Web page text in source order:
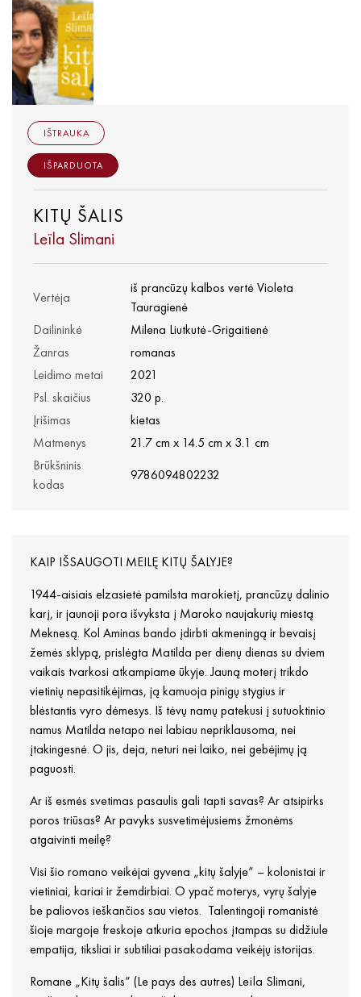
KITŲ ŠALIS
Leïla Slimani
Vertėja
iš prancūzų kalbos vertė Violeta
Tauragienė
Dailininkė
Milena Liutkutė-Grigaitienė
Žanras
romanas
Leidimo metai
2021
Psl. skaičius
320 p.
Įrišimas
kietas
Matmenys
21.7 cm x 14.5 cm x 3.1 cm
Brūkšninis
kodas
9786094802232
IŠTRAUKA
IŠPARDUOTA
KAIP IŠSAUGOTI MEILĘ KITŲ ŠALYJE?
1944-aisiais elzasietė pamilsta marokietį, prancūzų dalinio
karį, ir jaunoji pora išvyksta į Maroko naujakurių miestą
Meknesą. Kol Aminas bando įdirbti akmeningą ir bevaisį
žemės sklypą, prislėgta Matilda per dienų dienas su dviem
vaikais tvarkosi atkampiame ūkyje. Jauną moterį trikdo
vietinių nepasitikėjimas, ją kamuoja pinigų stygius ir
blėstantis vyro dėmesys. Iš tėvų namų patekusi į sutuoktinio
namus Matilda netapo nei labiau nepriklausoma, nei
įtakingesnė. O jis, deja, neturi nei laiko, nei gebėjimų ją
paguosti.
Ar iš esmės svetimas pasaulis gali tapti savas? Ar atsipirks
poros triūsas? Ar pavyks susvetimėjusiems žmonėms
atgaivinti meilę?
Visi šio romano veikėjai gyvena „kitų šalyje“ – kolonistai ir
vietiniai, kariai ir žemdirbiai. O ypač moterys, vyrų šalyje
be paliovos ieškančios sau vietos. Talentingoji romanistė
šioje margoje freskoje atkuria epochos įtampas su didžiule
empatija, tiksliai ir subtiliai pasakodama veikėjų istorijas.
Romane „Kitų šalis“ (Le pays des autres) Leïla Slimani,